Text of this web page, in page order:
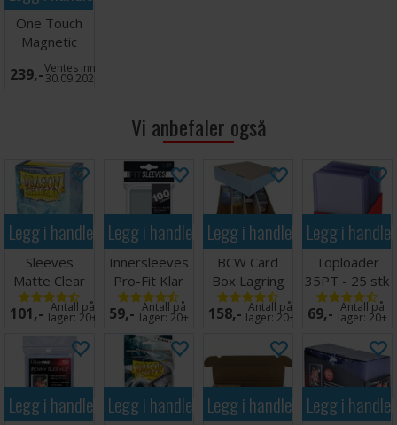
One Touch
Magnetic
Holder 35PT
x5
239,-Ventes inn
30.09.2026
Vi anbefaler også
Legg i handlekurven
Sleeves
Matte Clear
x100 - 63x88
m/box
101,- Antall på
lager: 20+
Legg i handlekurven
Innersleeves
Pro-Fit Klar
x100 64x89
59,- Antall på
lager:20+
Legg i handlekurven
BCW Card
Box Lagring
4000 kort
158,- Antall på
lager:20+
Legg i
Toploader
35PT - 25 stk
63,5 x 88,9
mm
69,- Antall på
lager:20+
Legg i handlekurvenLegg i handlekurvenLegg i handlekurven
Legg i